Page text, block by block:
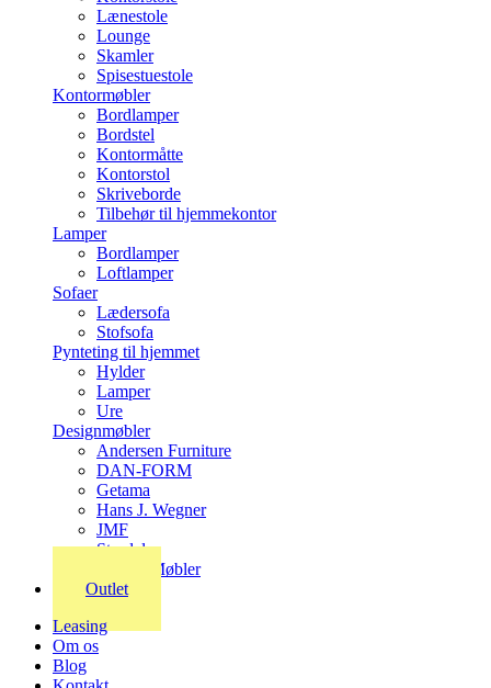
Lænestole
Lounge
Skamler
Spisestuestole
Kontormøbler
Bordlamper
Bordstel
Kontormåtte
Kontorstol
Skriveborde
Tilbehør til hjemmekontor
Lamper
Bordlamper
Loftlamper
Sofaer
Lædersofa
Stofsofa
Pynteting til hjemmet
Hylder
Lamper
Ure
Designmøbler
Andersen Furniture
DAN-FORM
Getama
Hans J. Wegner
JMF
Stordal
Stouby Møbler
Outlet
Leasing
Om os
Blog